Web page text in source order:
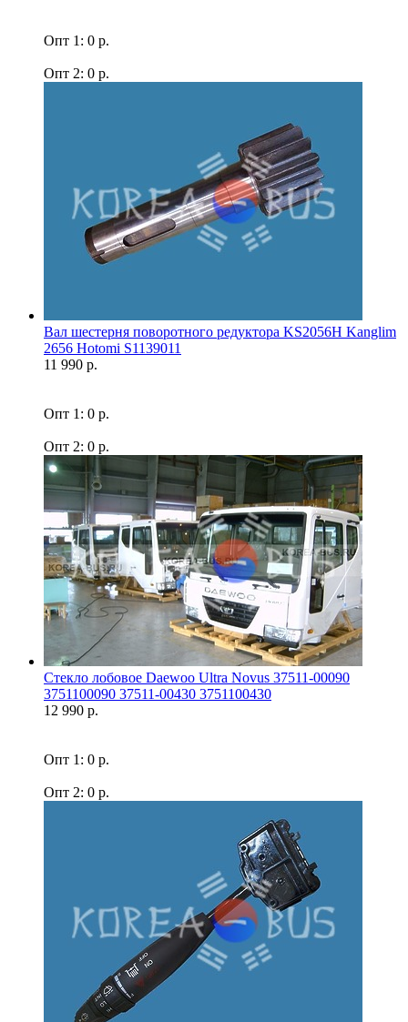
Опт 1: 0 р.
Опт 2: 0 р.
Вал шестерня поворотного редуктора KS2056H Kanglim
2656 Hotomi S1139011
11 990 р.
Опт 1: 0 р.
Опт 2: 0 р.
Стекло лобовое Daewoo Ultra Novus 37511-00090
3751100090 37511-00430 3751100430
12 990 р.
Опт 1: 0 р.
Опт 2: 0 р.